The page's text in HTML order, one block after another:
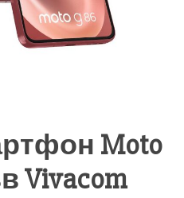
Moto
Vivacom